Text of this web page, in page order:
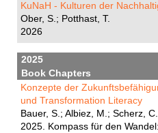
KuNaH - Kulturen der
Ober, S.; Potthast, T.
2026
2025
Book Chapters
Konzepte der
und Transformation Literacy
Bauer, S.; Albiez, M.; Scherz, C.
2025. Kompass für den